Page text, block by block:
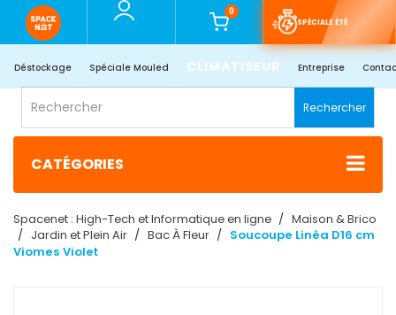
0
SPÉCIALE ÉTÉ
Déstockage Spéciale Mouled CLIMATISEUR Entreprise
Rechercher
CATÉGORIES
Spacenet : High-Tech et Informatique en ligne
Maison & Brico
Jardin et Plein Air
Bac À Fleur
Soucoupe Linéa D16 cm
Viomes Violet